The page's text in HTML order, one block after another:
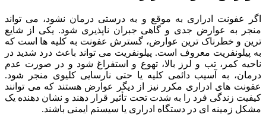
اگر عفونت ادراری به موقع و به درستی درمان نشود، می تواند
منجر به عوارض جدی و گاهی جبران ناپذیری شود. یکی از شایع
ترین و خطرناک ترین عوارض، گسترش عفونت به کلیه ها است که
به پیلونفریت معروف است. پیلونفریت می تواند باعث درد شدید در
ناحیه کمر، تب و لرز بالا، تهوع و استفراغ شود و در صورت عدم
درمان، به آسیب دائمی کلیه یا حتی نارسایی کلیوی منجر شود.
عفونت های ادراری مکرر نیز از دیگر عوارض هستند که می توانند
کیفیت زندگی فرد را به شدت تحت تأثیر قرار دهند و نشان دهنده یک
مشکل زمینه ای در دستگاه ادراری یا سیستم ایمنی باشند.